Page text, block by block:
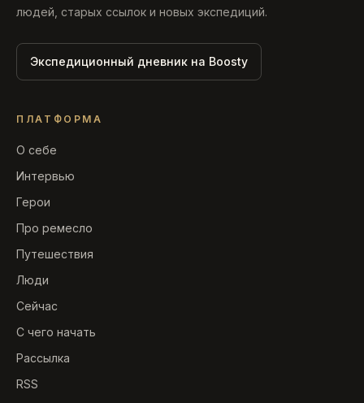
людей, старых ссылок и новых экспедиций.
Экспедиционный дневник на Boosty
ПЛАТФОРМА
О себе
Интервью
Герои
Про ремесло
Путешествия
Люди
Сейчас
С чего начать
Рассылка
RSS